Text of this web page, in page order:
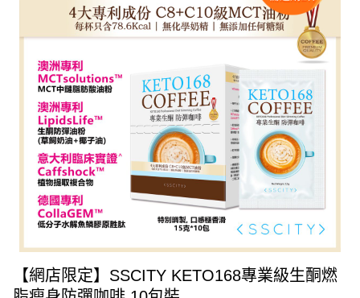
【網店限定】SSCITY KETO168專業級生酮燃